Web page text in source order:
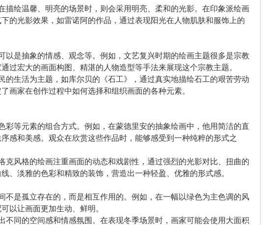
绘温馨、明亮的场景时，则会采用明亮、柔和的光影。在印象派绘画
的光影效果，如雷诺阿的作品，通过表现阳光在人物肌肤和服饰上的
是抽象的情感、观念等。例如，文艺复兴时期的绘画主题很多是宗教
过宏大的画面构图、精湛的人物造型等手法来展现这个宗教主题。
生活为主题，如库尔贝的《石工》，通过真实地描绘石工的艰苦劳动
画家在创作过程中如何选择和组织画面的各种元素。
等元素的组合方式。例如，在蒙德里安的抽象绘画中，他用简洁的直
感和美感。观众在欣赏这些作品时，能够感受到一种纯粹的形式之
风格的绘画注重画面的动态和戏剧性，通过强烈的光影对比、扭曲的
、淡雅的色彩和精致的装饰，营造出一种轻盈、优雅的形式感。
是孤立存在的，而是相互作用的。例如，在一幅以绿色为主色调的风
以让画面更加生动、鲜明。
同的空间感和情感氛围。在表现冬季场景时，画家可能会使用大面积